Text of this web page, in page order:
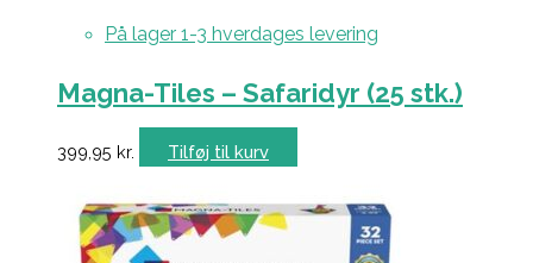
På lager 1-3 hverdages levering
Magna-Tiles – Safaridyr (25 stk.)
399,95 kr. Tilføj til kurv